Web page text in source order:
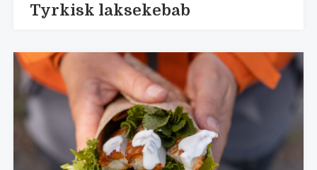
Tyrkisk laksekebab